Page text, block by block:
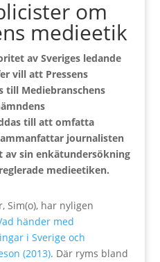
om
medieetik
av Sveriges ledande
vill att Pressens
till Mediebranschens
till att omfatta
journalisten
av sin enkätundersökning
medieetiken.
Sim(o), har nyligen
händer med
i Sverige och
(2013). Där ryms bland